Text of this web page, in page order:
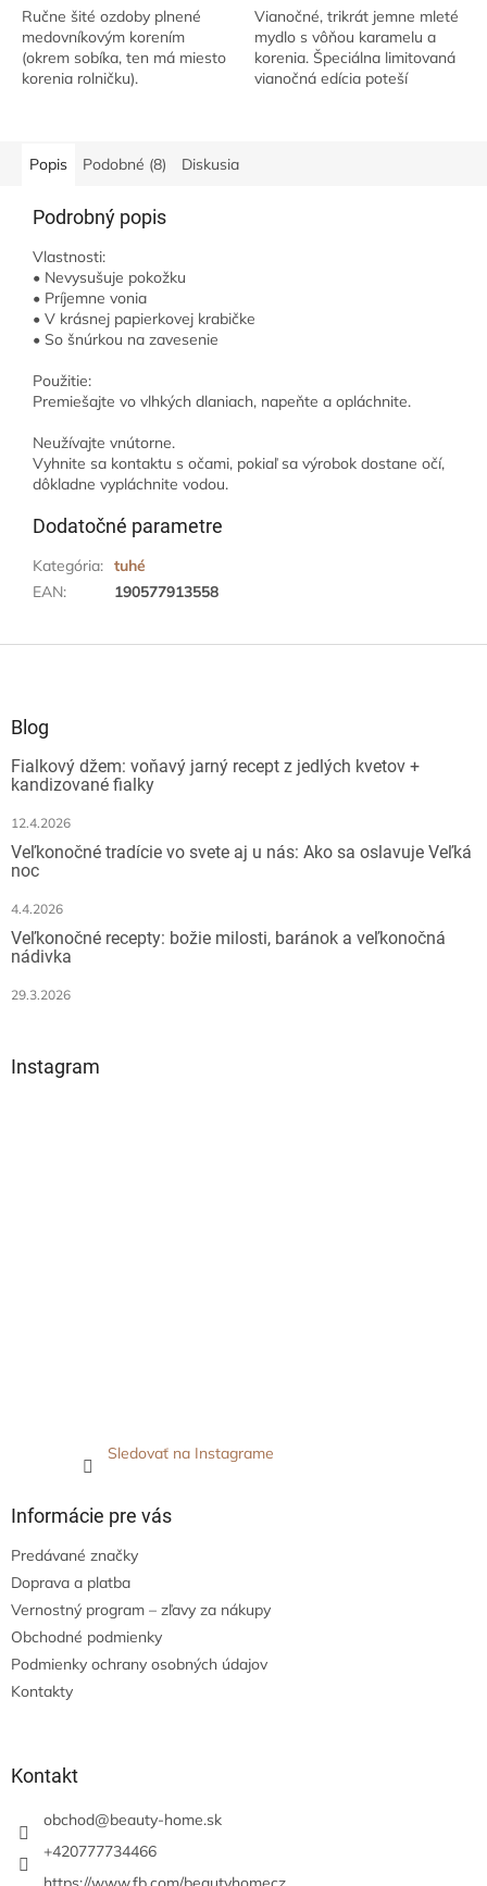
Ručne šité ozdoby plnené
medovníkovým korením
(okrem sobíka, ten má miesto
korenia rolničku).
Vianočné, trikrát jemne mleté
mydlo s vôňou karamelu a
korenia. Špeciálna limitovaná
vianočná edícia poteší
Popis
Podobné (8) Diskusia
Podrobný popis
Vlastnosti:
• Nevysušuje pokožku
• Príjemne vonia
• V krásnej papierkovej krabičke
• So šnúrkou na zavesenie
Použitie:
Premiešajte vo vlhkých dlaniach, napeňte a opláchnite.
Neužívajte vnútorne.
Vyhnite sa kontaktu s očami, pokiaľ sa výrobok dostane očí,
dôkladne vypláchnite vodou.
Dodatočné parametre
Kategória: tuhé
EAN: 190577913558
Blog
Fialkový džem: voňavý jarný recept z jedlých kvetov +
kandizované fialky
12.4.2026
Veľkonočné tradície vo svete aj u nás: Ako sa oslavuje Veľká
noc
4.4.2026
Veľkonočné recepty: božie milosti, baránok a veľkonočná
nádivka
29.3.2026
Instagram
Sledovať na Instagrame
Informácie pre vás
Predávané značky
Doprava a platba
Vernostný program – zľavy za nákupy
Obchodné podmienky
Podmienky ochrany osobných údajov
Kontakty
Kontakt
obchod@beauty-home.sk
+420777734466